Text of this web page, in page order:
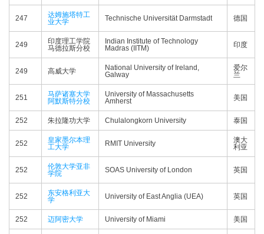
247
达姆施塔特工
业大学
Technische Universität Darmstadt 德国
249
印度理工学院
马德拉斯分校
Indian Institute of Technology
Madras (IITM)
印度
249 高威大学
National University of Ireland,
Galway
爱尔
兰
251
马萨诸塞大学
阿默斯特分校
University of Massachusetts
Amherst
美国
252 朱拉隆功大学 Chulalongkorn University 泰国
252
皇家墨尔本理
工大学
RMIT University
澳大
利亚
252
伦敦大学亚非
学院
SOAS University of London 英国
252
东安格利亚大
学
University of East Anglia (UEA) 英国
252 迈阿密大学 University of Miami 美国